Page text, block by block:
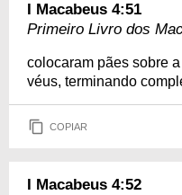
I Macabeus 4:51
Primeiro Livro dos
colocaram pães sobre
véus, terminando
COPIAR
I Macabeus 4:52